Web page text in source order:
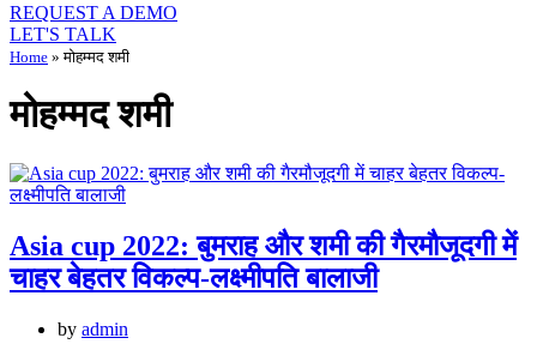
REQUEST A DEMO​
LET'S TALK
Home »मोहम्मद शमी
मोहम्मद शमी
Asia cup 2022: बुमराह और शमी की गैरमौजूदगी में
चाहर बेहतर विकल्प-लक्ष्मीपति बालाजी
by admin